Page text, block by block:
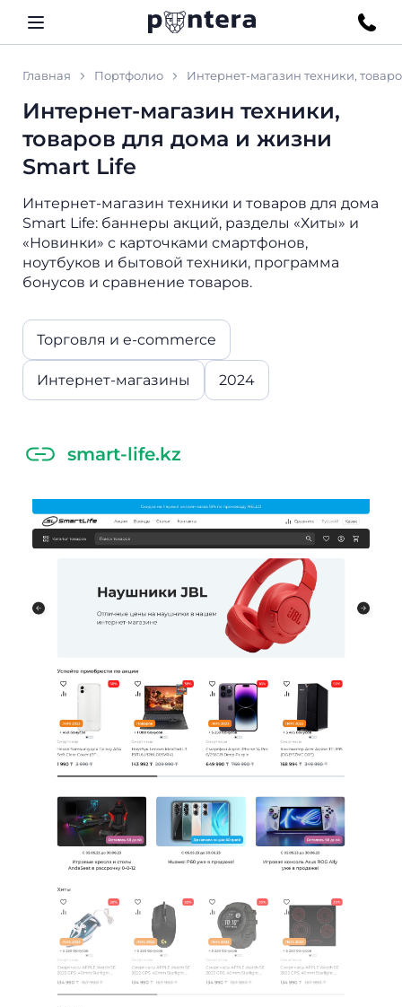
Главная Портфолио Интернет-магазин техники,
Интернет-магазин техники,
товаров для дома и жизни
Smart Life
Интернет-магазин техники и товаров для дома
Smart Life: баннеры акций, разделы «Хиты» и
«Новинки» с карточками смартфонов,
ноутбуков и бытовой техники, программа
бонусов и сравнение товаров.
Торговля и e-commerce
Интернет-магазины 2024
smart-life.kz